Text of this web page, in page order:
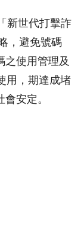
新世代打擊詐
，避免號碼
之使用管理及
用，期達成堵
安定。